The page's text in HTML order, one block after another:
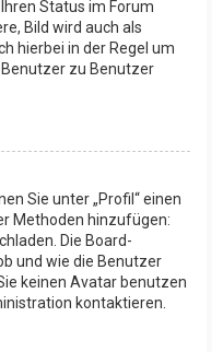
Status im Forum
Bild wird auch als
hierbei in der Regel um
zu Benutzer
Sie unter „Profil“ einen
Methoden hinzufügen:
Die Board-
und wie die Benutzer
keinen Avatar benutzen
kontaktieren.